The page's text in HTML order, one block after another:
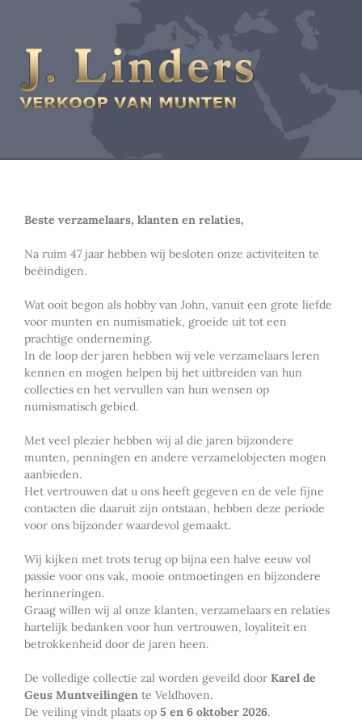
Beste verzamelaars, klanten en relaties,
Na ruim 47 jaar hebben wij besloten onze activiteiten te
beëindigen.
Wat ooit begon als hobby van John, vanuit een grote liefde
voor munten en numismatiek, groeide uit tot een
prachtige onderneming.
In de loop der jaren hebben wij vele verzamelaars leren
kennen en mogen helpen bij het uitbreiden van hun
collecties en het vervullen van hun wensen op
numismatisch gebied.
Met veel plezier hebben wij al die jaren bijzondere
munten, penningen en andere verzamelobjecten mogen
aanbieden.
Het vertrouwen dat u ons heeft gegeven en de vele fijne
contacten die daaruit zijn ontstaan, hebben deze periode
voor ons bijzonder waardevol gemaakt.
Wij kijken met trots terug op bijna een halve eeuw vol
passie voor ons vak, mooie ontmoetingen en bijzondere
herinneringen.
Graag willen wij al onze klanten, verzamelaars en relaties
hartelijk bedanken voor hun vertrouwen, loyaliteit en
betrokkenheid door de jaren heen.
De volledige collectie zal worden geveild door Karel de
Geus Muntveilingen te Veldhoven.
De veiling vindt plaats op 5 en 6 oktober 2026.